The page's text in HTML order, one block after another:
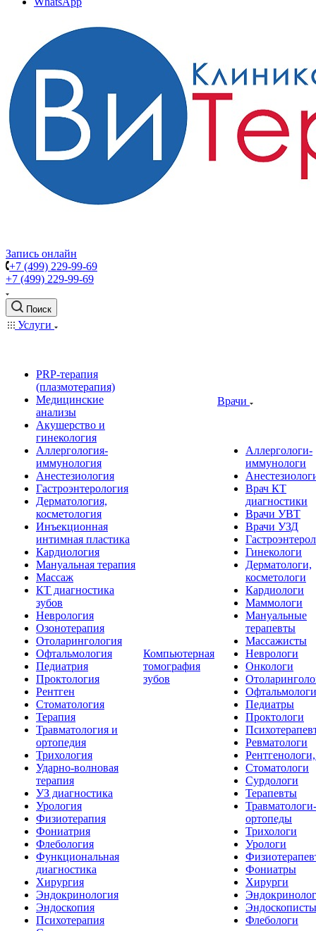
Запись онлайн
+7 (499) 229-99-69
+7 (499) 229-99-69
Поиск
Услуги
PRP-терапия
(плазмотерапия)
Медицинские
анализы
Акушерство и
гинекология
Аллергология-
иммунология
Анестезиология
Гастроэнтерология
Дерматология,
косметология
Инъекционная
интимная пластика
Кардиология
Мануальная терапия
Массаж
КТ диагностика
зубов
Неврология
Озонотерапия
Отоларингология
Офтальмология
Педиатрия
Проктология
Рентген
Стоматология
Терапия
Травматология и
ортопедия
Трихология
Ударно-волновая
терапия
УЗ диагностика
Урология
Физиотерапия
Фониатрия
Флебология
Функциональная
диагностика
Хирургия
Эндокринология
Эндоскопия
Психотерапия
Компьютерная
томография
зубов
Врачи
Аллергологи-
иммунологи
Врач КТ
диагностики
Врачи УВТ
Врачи УЗД
Гинекологи
Дерматологи,
косметологи
Кардиологи
Маммологи
Мануальные
терапевты
Массажисты
Неврологи
Онкологи
Офтальмологи
Педиатры
Проктологи
Ревматологи
Стоматологи
Сурдологи
Терапевты
Травматологи-
ортопеды
Трихологи
Урологи
Фониатры
Хирурги
Эндоскописты
Флебологи